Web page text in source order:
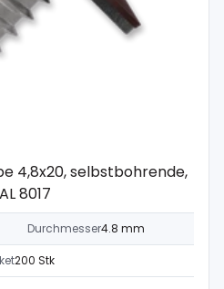
4,8x20, selbstbohrende,
8017
Durchmesser4.8 mm
200 Stk